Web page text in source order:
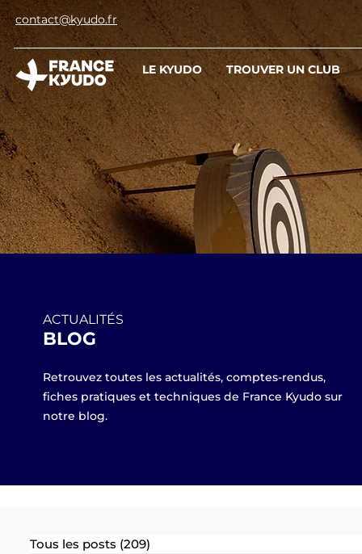
contact@kyudo.fr
LE KYUDO TROUVER UN CLUB
ACTUALITÉS
BLOG
Retrouvez toutes les actualités, comptes-rendus,
fiches pratiques et techniques de France Kyudo sur
notre blog.
Tous les posts (209)